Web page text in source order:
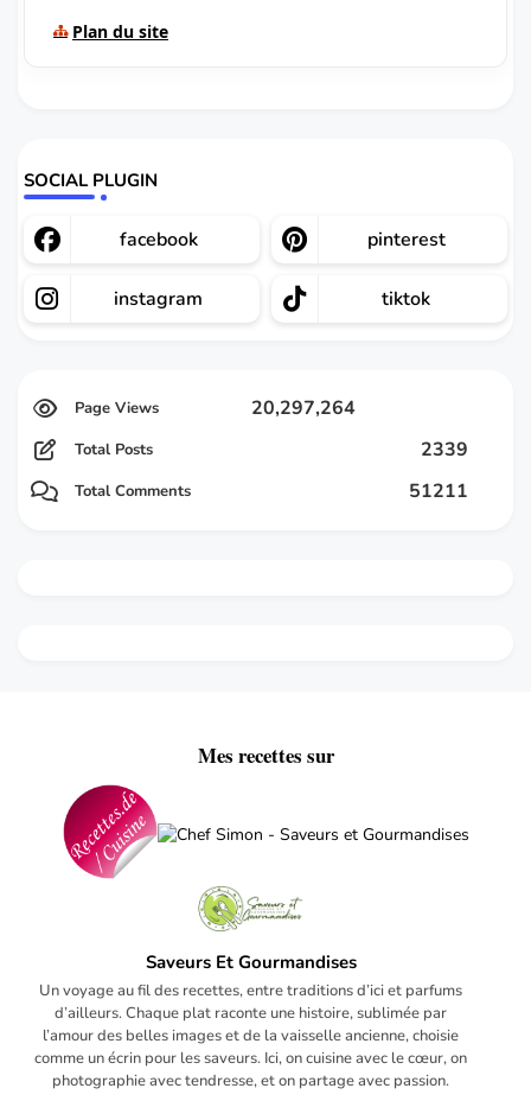
Plan du site
SOCIAL PLUGIN
facebook pinterest
instagram tiktok
20,297,264
Total Posts 2339
Total Comments 51211
Mes recettes sur
Saveurs Et Gourmandises
Un voyage au fil des recettes, entre traditions d’ici et parfums
d’ailleurs. Chaque plat raconte une histoire, sublimée par
l’amour des belles images et de la vaisselle ancienne, choisie
comme un écrin pour les saveurs. Ici, on cuisine avec le cœur, on
photographie avec tendresse, et on partage avec passion.